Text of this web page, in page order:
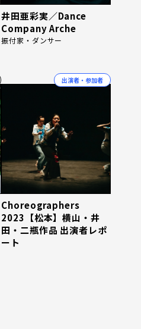
井田亜彩実／Dance
Company Arche
振付家・ダンサー
出演者・参加者
Choreographers
2023【松本】横山・井
田・二瓶作品 出演者レポ
ート